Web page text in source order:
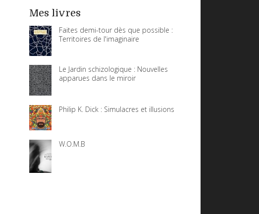
Mes livres
Faites demi-tour dès que possible :
Territoires de l'imaginaire
Le Jardin schizologique : Nouvelles
apparues dans le miroir
Philip K. Dick : Simulacres et illusions
W.O.M.B